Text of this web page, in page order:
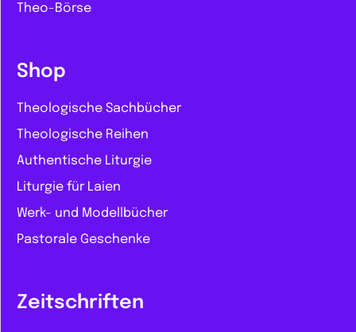
Theo-Börse
Shop
Theologische Sachbücher
Theologische Reihen
Authentische Liturgie
Liturgie für Laien
Werk- und Modellbücher
Pastorale Geschenke
Zeitschriften